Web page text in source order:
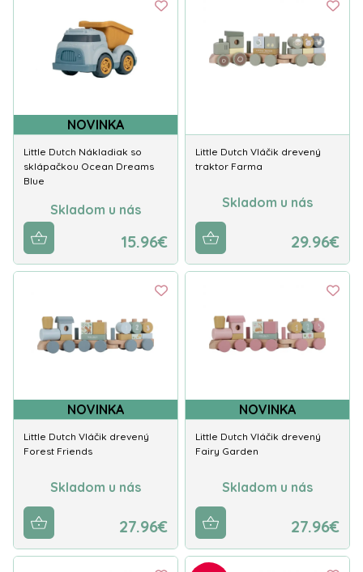
NOVINKA
Little Dutch Nákladiak so
sklápačkou Ocean Dreams
Blue
Skladom u nás
15.96€
Little Dutch Vláčik drevený
traktor Farma
Skladom u nás
29.96€
NOVINKA
Little Dutch Vláčik drevený
Forest Friends
Skladom u nás
27.96€
NOVINKA
Little Dutch Vláčik drevený
Fairy Garden
Skladom u nás
27.96€